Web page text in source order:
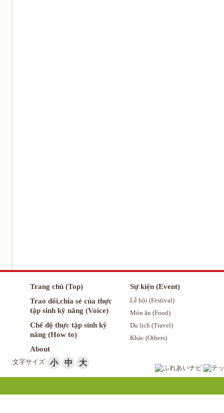
Trang chủ (Top)
Trao đổi,chia sẻ của thực
tập sinh kỹ năng (Voice)
Chế độ thực tập sinh kỹ
năng (How to)
About
Sự kiện (Event)
Lễ hội (Festival)
Món ăn (Food)
Du lịch (Travel)
Khác (Others)
文字サイズ 小 中 大